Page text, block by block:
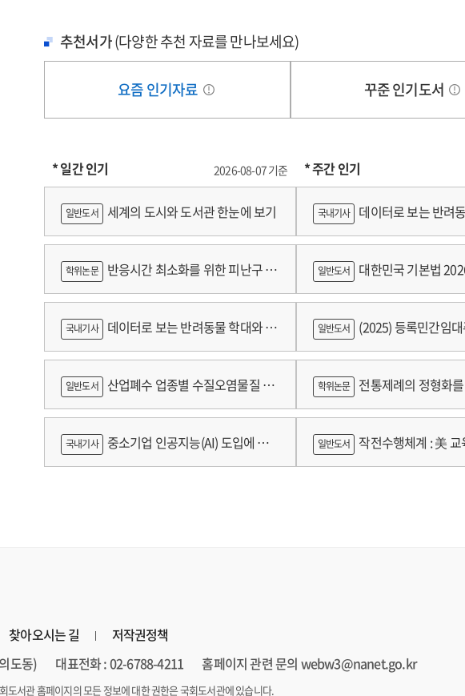
추천서가(다양한 추천 자료를 만나보세요)
요즘 인기자료 꾸준 인기도서
* 일간 인기 2026-08-07 기준
일반도서 세계의 도시와 도서관 한눈에 보기
학위논문 반응시간 최소화를 위한 피난구 유
도등 제작 및 설치 기준 개발
국내기사 데이터로 보는 반려동물 학대와 분
쟁
일반도서 산업폐수 업종별 수질오염물질 배
출목록 구축 고도화 연구
국내기사 중소기업 인공지능(AI) 도입에 따
* 주간 인기
국내기사 데이터로 보는 반려
쟁
일반도서 대한민국 기본법
일반도서 (2025) 등록민간임
람
학위논문 전통제례의 정형화
가제를 중심으로
일반도서 작전수행체계 : 美
찾아오시는 길
저작권정책
도동)
대표전화 : 02-6788-4211 홈페이지 관련 문의 webw3@nanet.go.kr
도서관 홈페이지의 모든 정보에 대한 권한은 국회도서관에 있습니다.